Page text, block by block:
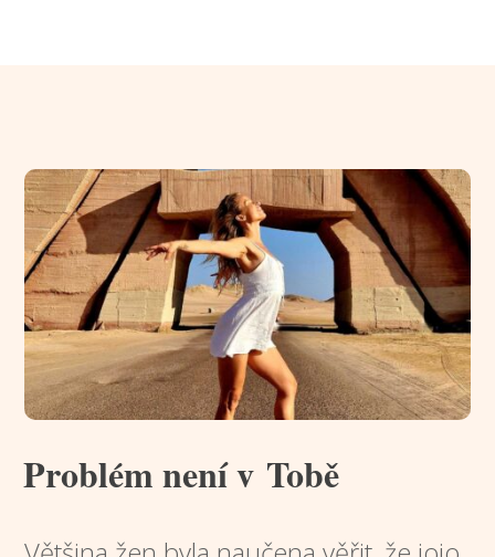
Problém není v Tobě